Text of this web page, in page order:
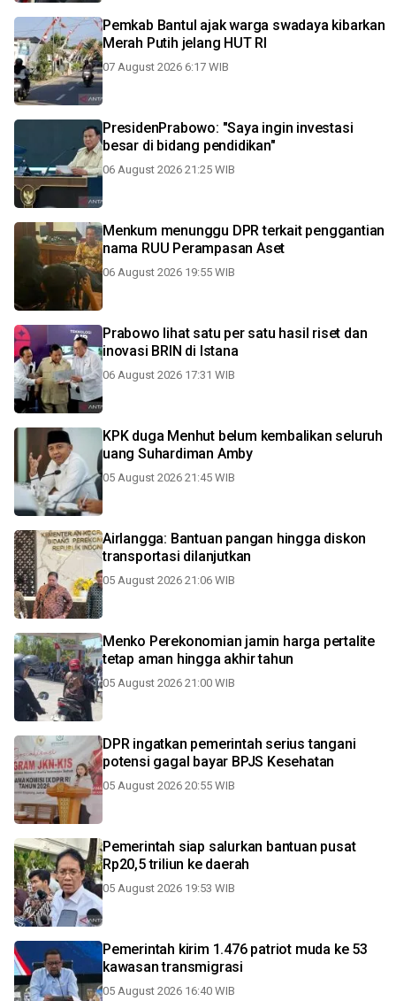
Pemkab Bantul ajak warga swadaya kibarkan
Merah Putih jelang HUT RI
07 August 2026 6:17 WIB
PresidenPrabowo: "Saya ingin investasi
besar di bidang pendidikan"
06 August 2026 21:25 WIB
Menkum menunggu DPR terkait penggantian
nama RUU Perampasan Aset
06 August 2026 19:55 WIB
Prabowo lihat satu per satu hasil riset dan
inovasi BRIN di Istana
06 August 2026 17:31 WIB
KPK duga Menhut belum kembalikan seluruh
uang Suhardiman Amby
05 August 2026 21:45 WIB
Airlangga: Bantuan pangan hingga diskon
transportasi dilanjutkan
05 August 2026 21:06 WIB
Menko Perekonomian jamin harga pertalite
tetap aman hingga akhir tahun
05 August 2026 21:00 WIB
DPR ingatkan pemerintah serius tangani
potensi gagal bayar BPJS Kesehatan
05 August 2026 20:55 WIB
Pemerintah siap salurkan bantuan pusat
Rp20,5 triliun ke daerah
05 August 2026 19:53 WIB
Pemerintah kirim 1.476 patriot muda ke 53
kawasan transmigrasi
05 August 2026 16:40 WIB